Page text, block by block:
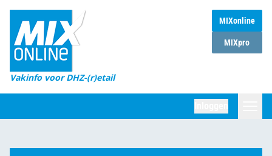
MIXonline
MIXpro
Vakinfo voor DHZ-(r)etail
Home
Magazines
DHZ Sessie
Marktcijfers